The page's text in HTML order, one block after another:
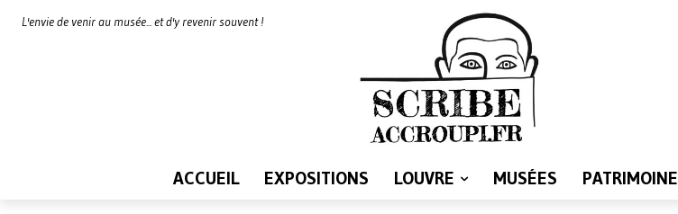
L'envie de venir au musée... et d'y revenir souvent !
ACCUEIL EXPOSITIONS LOUVRE MUSÉES PATRIMOINE